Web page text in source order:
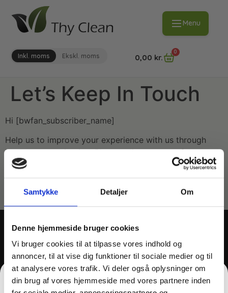
Samtykke Detaljer Om
Denne hjemmeside bruger cookies
Vi bruger cookies til at tilpasse vores indhold og
annoncer, til at vise dig funktioner til sociale medier og til
at analysere vores trafik. Vi deler også oplysninger om
din brug af vores hjemmeside med vores partnere inden
Menu
Inkl. moms Ekskl. moms 0,00 kr.
0
Let’s Keep In Touch
Hi [bwfan_subscriber_name]
Help us to improve your experience with us through
better communication. Please adjust your preferences
for email [bwfan_subscriber_recipient].
preference”].
THY CLEAN APS
+45 2169 5655